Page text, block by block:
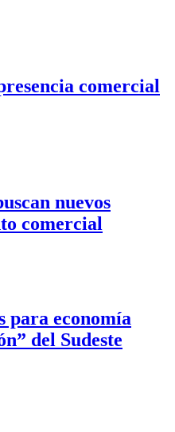
comercial
nuevos
comercial
para economía
del Sudeste